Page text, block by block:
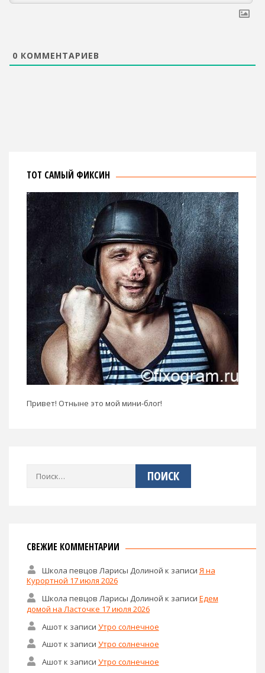
0 КОММЕНТАРИЕВ
ТОТ САМЫЙ ФИКСИН
Привет! Отныне это мой мини-блог!
Найти:
СВЕЖИЕ КОММЕНТАРИИ
Школа певцов Ларисы Долиной к записи Я на
Курортной 17 июля 2026
Школа певцов Ларисы Долиной к записи Едем
домой на Ласточке 17 июля 2026
Ашотк записи Утро солнечное
Ашотк записи Утро солнечное
Ашотк записи Утро солнечное